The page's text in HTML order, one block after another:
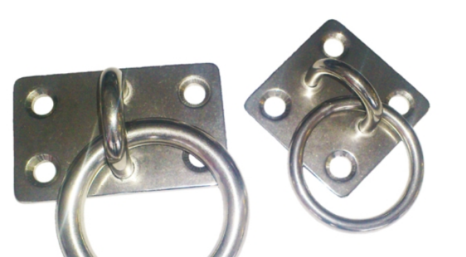
Veiligheid
Boeken & Kaarten
Verf & Onderhoud
Tuigage & Dekuitrusting
Rubberboten & Motoren
Outlet